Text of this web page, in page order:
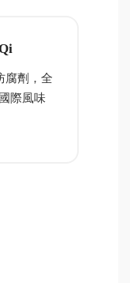
腐劑，全
際風味